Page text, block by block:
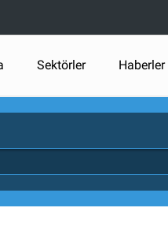
Sektörler Haberler